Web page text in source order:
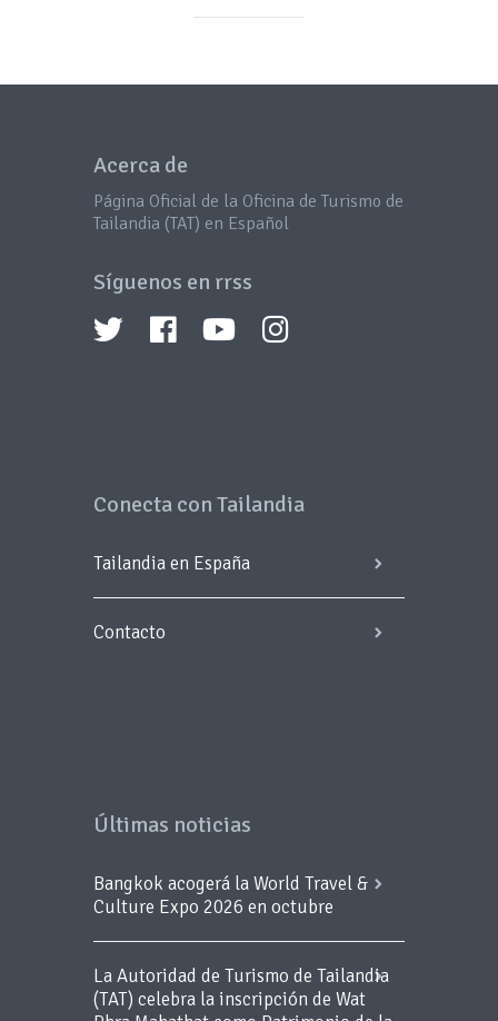
Acerca de
Página Oficial de la Oficina de Turismo de
Tailandia (TAT) en Español
Síguenos en rrss
Conecta con Tailandia
Tailandia en España
Contacto
Últimas noticias
Bangkok acogerá la World Travel &
Culture Expo 2026 en octubre
La Autoridad de Turismo de Tailandia
(TAT) celebra la inscripción de Wat